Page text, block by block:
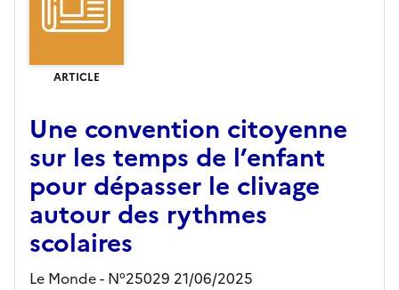
ARTICLE
Une convention citoyenne
sur les temps de l’enfant
pour dépasser le clivage
autour des rythmes
scolaires
Le Monde - N°25029 21/06/2025